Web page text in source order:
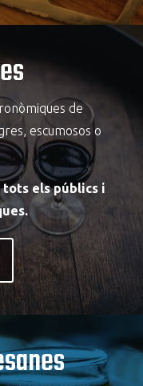
de
escumosos o
tots els públics i